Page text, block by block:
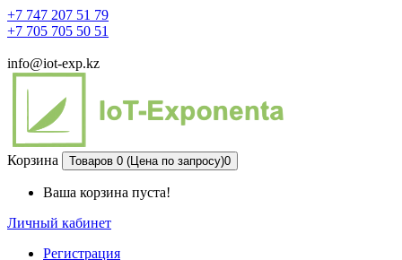
+7 747 207 51 79
+7 705 705 50 51
info@iot-exp.kz
Корзина Товаров 0 (Цена по запросу)0
Ваша корзина пуста!
Личный кабинет
Регистрация